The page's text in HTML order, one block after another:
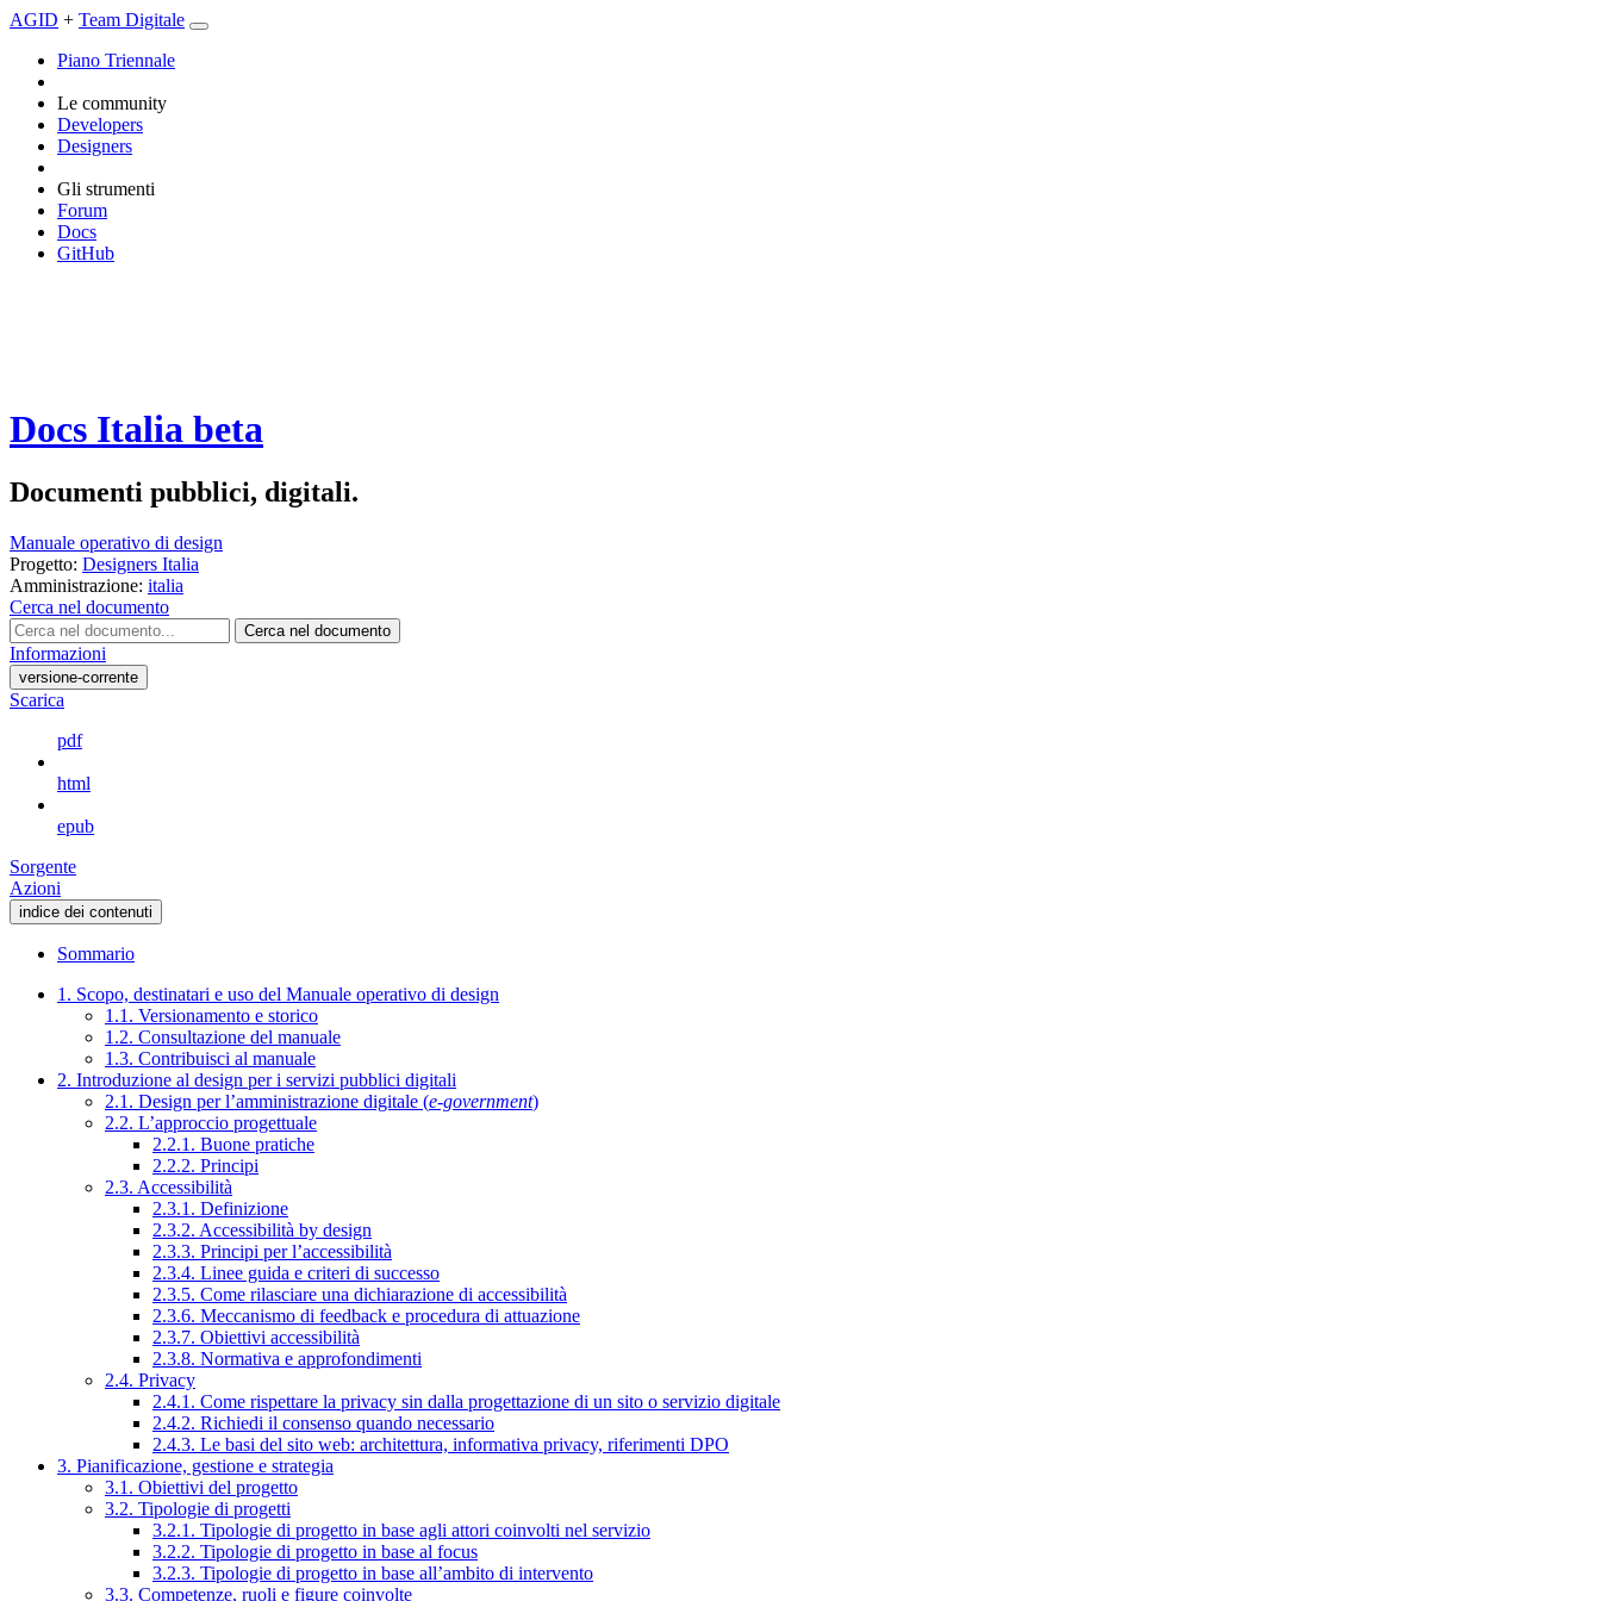
AGID + Team Digitale
Piano Triennale
Le community
Developers
Designers
Gli strumenti
Forum
Docs
GitHub
Docs Italia beta
Documenti pubblici, digitali.
Manuale operativo di design
Progetto: Designers Italia
Amministrazione: italia
Cerca nel documento
Cerca nel documento
Informazioni
versione-corrente
Scarica
pdf
html
epub
Sorgente
Azioni
indice dei contenuti
Sommario
1. Scopo, destinatari e uso del Manuale operativo di design
1.1. Versionamento e storico
1.2. Consultazione del manuale
1.3. Contribuisci al manuale
2. Introduzione al design per i servizi pubblici digitali
2.1. Design per l’amministrazione digitale (e-government)
2.2. L’approccio progettuale
2.2.1. Buone pratiche
2.2.2. Principi
2.3. Accessibilità
2.3.1. Definizione
2.3.2. Accessibilità by design
2.3.3. Principi per l’accessibilità
2.3.4. Linee guida e criteri di successo
2.3.5. Come rilasciare una dichiarazione di accessibilità
2.3.6. Meccanismo di feedback e procedura di attuazione
2.3.7. Obiettivi accessibilità
2.3.8. Normativa e approfondimenti
2.4. Privacy
2.4.1. Come rispettare la privacy sin dalla progettazione di un sito o servizio digitale
2.4.2. Richiedi il consenso quando necessario
2.4.3. Le basi del sito web: architettura, informativa privacy, riferimenti DPO
3. Pianificazione, gestione e strategia
3.1. Obiettivi del progetto
3.2. Tipologie di progetti
3.2.1. Tipologie di progetto in base agli attori coinvolti nel servizio
3.2.2. Tipologie di progetto in base al focus
3.2.3. Tipologie di progetto in base all’ambito di intervento
3.3. Competenze, ruoli e figure coinvolte